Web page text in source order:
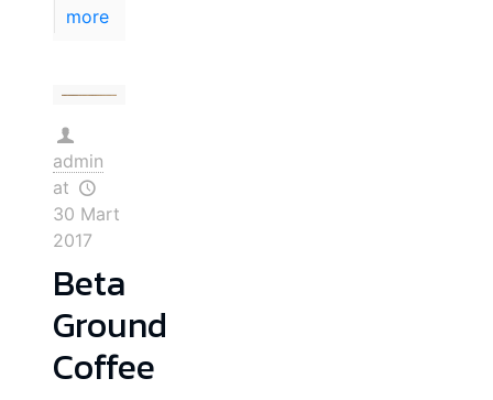
more
admin
at
30 Mart
2017
Beta
Ground
Coffee